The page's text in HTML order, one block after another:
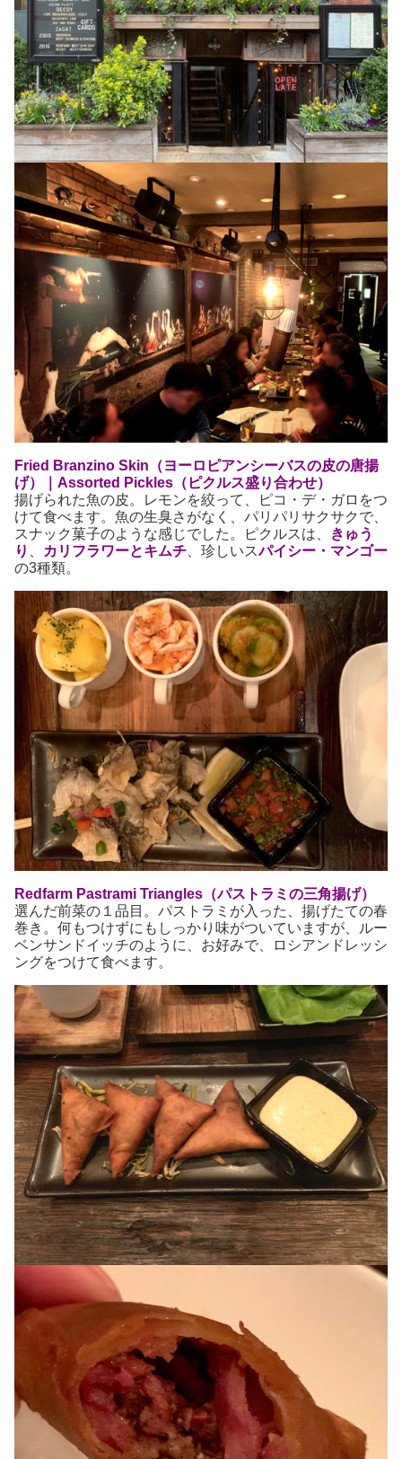
Fried Branzino Skin（ヨーロピアンシーバスの皮の唐揚
げ）｜Assorted Pickles（ピクルス盛り合わせ）
揚げられた魚の皮。レモンを絞って、ピコ・デ・ガロをつ
けて食べます。魚の生臭さがなく、パリパリサクサクで、
スナック菓子のような感じでした。ピクルスは、
きゅう
り
カリフラワーとキムチ 、珍しいスパイシー・マンゴー
の3種類。
Redfarm Pastrami Triangles（パストラミの三角揚げ）
選んだ前菜の１品目。パストラミが入った、揚げたての春
巻き。何もつけずにもしっかり味がついていますが、ルー
ベンサンドイッチのように、お好みで、ロシアンドレッシ
ングをつけて食べます。